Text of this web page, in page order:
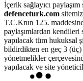
İçerik sağlayıcı
defenceturk.com
T.C.Knın 125.
paylaşımlardan kendileri
yapılacak tüm hukuksal
bildirdikten en geç 3
yönetmelikler
yapılacak ve site